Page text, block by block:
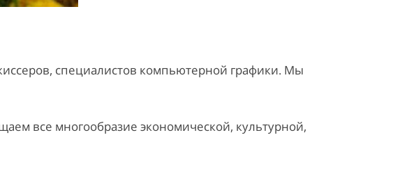
специалистов компьютерной графики. Мы
все многообразие экономической, культурной,